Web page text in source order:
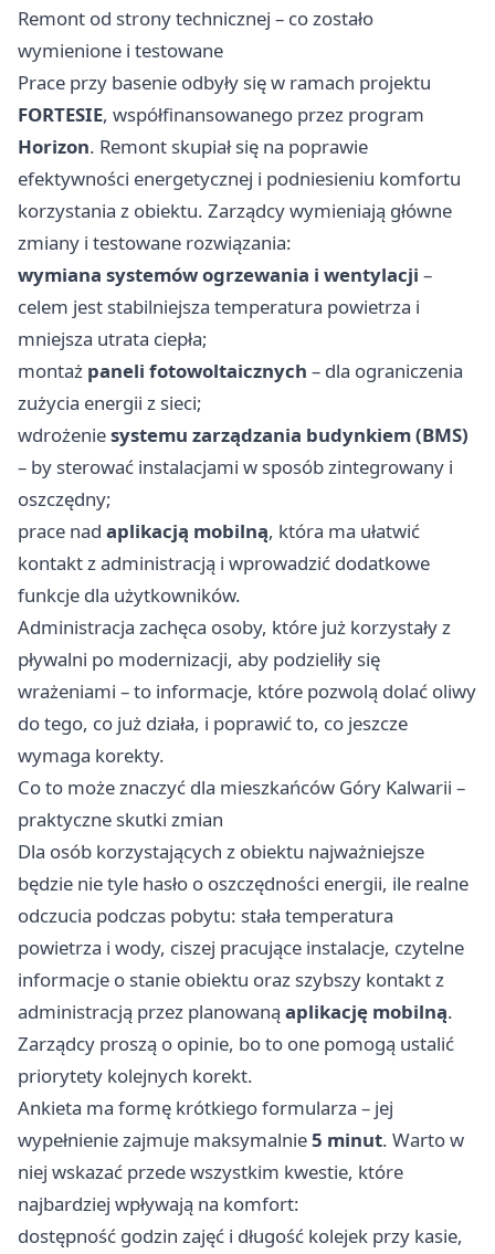
Remont od strony technicznej – co zostało
wymienione i testowane
Prace przy basenie odbyły się w ramach projektu
FORTESIE, współfinansowanego przez program
Horizon. Remont skupiał się na poprawie
efektywności energetycznej i podniesieniu komfortu
korzystania z obiektu. Zarządcy wymieniają główne
zmiany i testowane rozwiązania:
wymiana systemów ogrzewania i wentylacji –
celem jest stabilniejsza temperatura powietrza i
mniejsza utrata ciepła;
montaż paneli fotowoltaicznych – dla ograniczenia
zużycia energii z sieci;
wdrożeniesystemu zarządzania budynkiem (BMS)
– by sterować instalacjami w sposób zintegrowany i
oszczędny;
prace nad aplikacją mobilną, która ma ułatwić
kontakt z administracją i wprowadzić dodatkowe
funkcje dla użytkowników.
Administracja zachęca osoby, które już korzystały z
pływalni po modernizacji, aby podzieliły się
wrażeniami – to informacje, które pozwolą dolać oliwy
do tego, co już działa, i poprawić to, co jeszcze
wymaga korekty.
Co to może znaczyć dla mieszkańców Góry Kalwarii –
praktyczne skutki zmian
Dla osób korzystających z obiektu najważniejsze
będzie nie tyle hasło o oszczędności energii, ile realne
odczucia podczas pobytu: stała temperatura
powietrza i wody, ciszej pracujące instalacje, czytelne
informacje o stanie obiektu oraz szybszy kontakt z
administracją przez planowaną aplikację mobilną.
Zarządcy proszą o opinie, bo to one pomogą ustalić
priorytety kolejnych korekt.
Ankieta ma formę krótkiego formularza – jej
wypełnienie zajmuje maksymalnie5 minut. Warto w
niej wskazać przede wszystkim kwestie, które
najbardziej wpływają na komfort:
dostępność godzin zajęć i długość kolejek przy kasie,